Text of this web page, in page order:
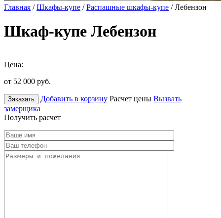
Главная /Шкафы-купе /Распашные шкафы-купе / Лебензон
Шкаф-купе Лебензон
Цена:
от 52 000 руб.
Заказать Добавить в корзину Расчет цены Вызвать
замерщика
Получить расчет